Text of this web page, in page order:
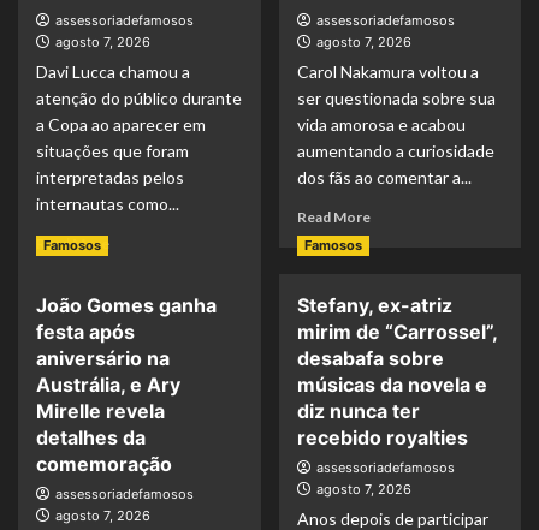
pode
transformar
a
imagem
empresas
e
profissionais
do
legado
filha
assessoriadefamosos
agosto 7, 2026
Davi Lucca chamou a
atenção do público durante
a Copa ao aparecer em
situações que foram
interpretadas pelos
internautas como...
Read MoreRead
Davi
Lucca
quebra
o
silêncio
após
elogios
nas
redes
e
assessoriadefamosos
agosto 7, 2026
Carol Nakamura voltou a
ser questionada sobre sua
vida amorosa e acabou
aumentando a curiosidade
dos fãs ao comentar a...
Read MoreRead
more
about
Nakamura
deixa
romance
com
Hungria
em
aberto
ao
falar
sobre
Famosos
João Gomes ganha
festa após
aniversário na
Austrália, e Ary
Mirelle revela
detalhes da
comemoração
assessoriadefamosos
agosto 7, 2026
Famosos
Stefany, ex-atriz
mirim de “Carrossel”,
desabafa sobre
músicas da novela e
diz nunca ter
recebido royalties
assessoriadefamosos
agosto 7, 2026
Anos depois de participar